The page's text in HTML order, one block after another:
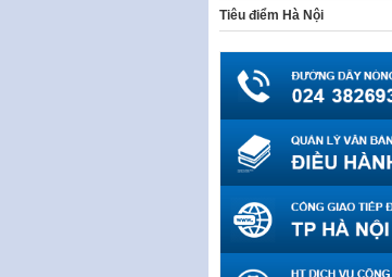
Tiêu điểm Hà Nội